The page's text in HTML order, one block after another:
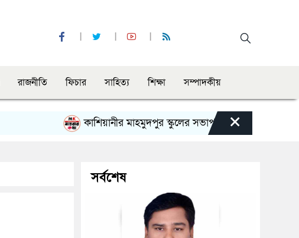
রাজনীতি ফিচার সাহিত্য শিক্ষা সম্পাদকীয়
কাশিয়ানীর মাহমুদপুর স্কুলের সভাপতি হলেন গোবিন্দ কির্ত্তনীয়া
×
সর্বশেষ